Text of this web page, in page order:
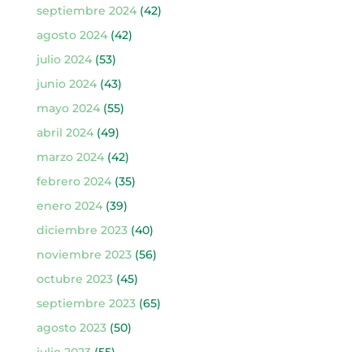
septiembre 2024(42)
agosto 2024(42)
julio 2024(53)
junio 2024(43)
mayo 2024(55)
abril 2024(49)
marzo 2024(42)
febrero 2024(35)
enero 2024(39)
diciembre 2023(40)
noviembre 2023(56)
octubre 2023(45)
septiembre 2023(65)
agosto 2023(50)